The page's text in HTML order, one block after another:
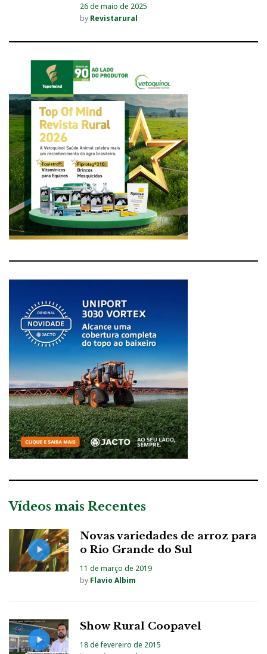
26 de maio de 2025
by Revistarural
Vídeos mais Recentes
Novas variedades de arroz para
o Rio Grande do Sul
11 de março de 2019
by Flavio Albim
Show Rural Coopavel
18 de fevereiro de 2015